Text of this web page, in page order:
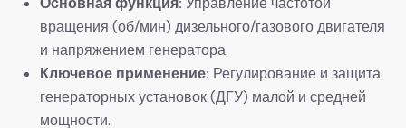
вращения (об/мин) дизельного/газового двигателя
и напряжением генератора.
​Ключевое применение:​ ​ Регулирование и защита
генераторных установок (ДГУ) малой и средней
мощности.